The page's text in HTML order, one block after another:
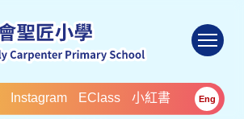
Instagram EClass 小紅書 Eng